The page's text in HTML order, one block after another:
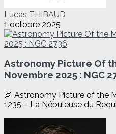
Lucas THIBAUD
1 octobre 2025
Astronomy Picture Of
Novembre 2025 : NGC
🌌 Astronomy Picture of the
1235 – La Nébuleuse du